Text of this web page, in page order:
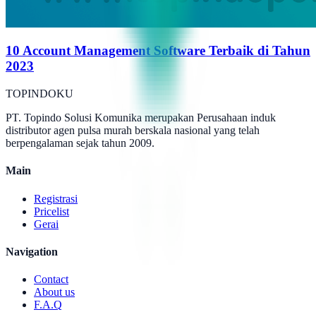
10 Account Management Software Terbaik di Tahun
2023
TOPINDOKU
PT. Topindo Solusi Komunika merupakan Perusahaan induk
distributor agen pulsa murah berskala nasional yang telah
berpengalaman sejak tahun 2009.
Main
Registrasi
Pricelist
Gerai
Navigation
Contact
About us
F.A.Q